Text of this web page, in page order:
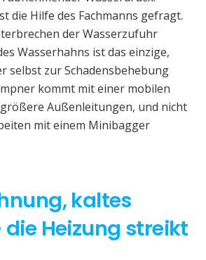
die Hilfe des Fachmanns gefragt.
der Wasserzufuhr
Wasserhahns ist das einzige,
selbst zur Schadensbehebung
kommt mit einer mobilen
Außenleitungen, und nicht
mit einem Minibagger
kaltes
die Heizung streikt